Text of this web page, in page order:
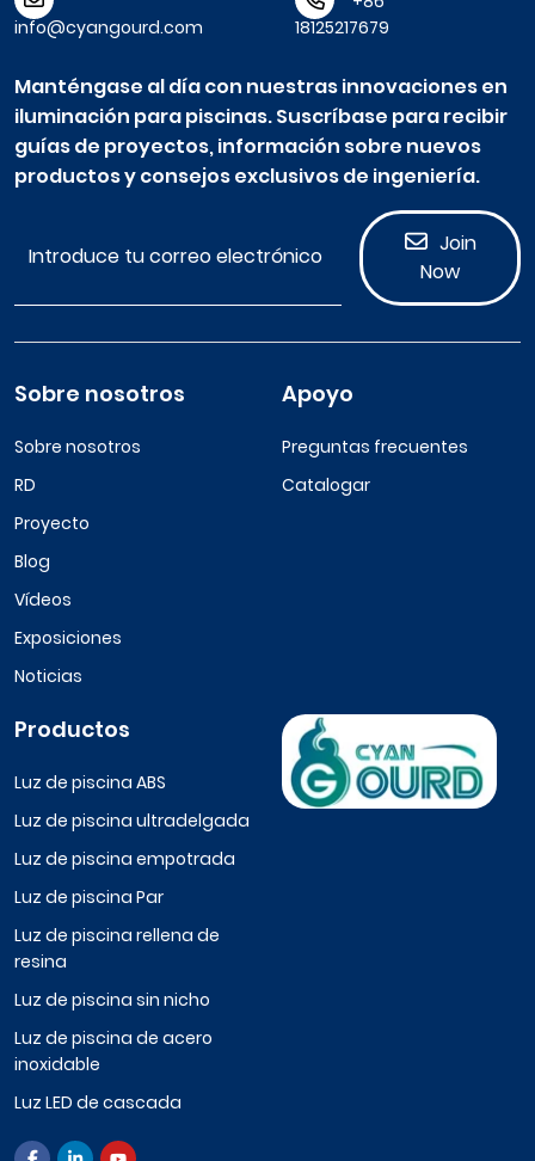
info@cyangourd.com
18125217679
Manténgase al día con nuestras innovaciones en
iluminación para piscinas. Suscríbase para recibir
guías de proyectos, información sobre nuevos
productos y consejos exclusivos de ingeniería.
Join
Now
Sobre nosotros
Sobre nosotros
RD
Proyecto
Blog
Vídeos
Exposiciones
Noticias
Apoyo
Preguntas frecuentes
Catalogar
Productos
Luz de piscina ABS
Luz de piscina ultradelgada
Luz de piscina empotrada
Luz de piscina Par
Luz de piscina rellena de
resina
Luz de piscina sin nicho
Luz de piscina de acero
inoxidable
Luz LED de cascada